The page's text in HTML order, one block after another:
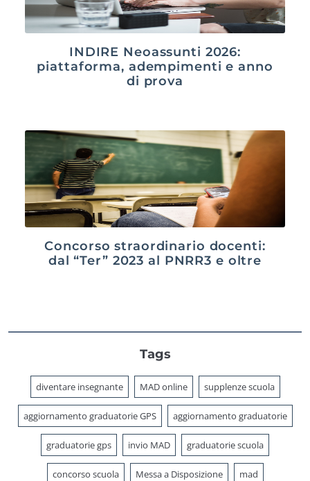
INDIRE Neoassunti 2026:
piattaforma, adempimenti e anno
di prova
Concorso straordinario docenti:
dal “Ter” 2023 al PNRR3 e oltre
Tags
diventare insegnante MAD online supplenze scuola
aggiornamento graduatorie GPS aggiornamento graduatorie
graduatorie gps invio MAD graduatorie scuola
concorso scuola Messa a Disposizione mad